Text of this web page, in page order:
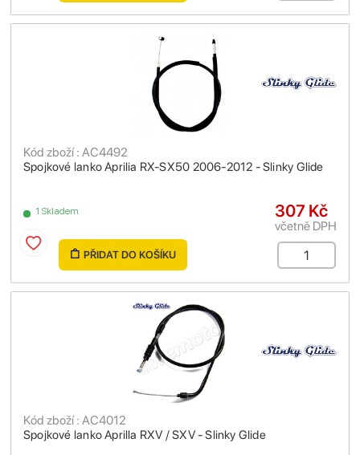
Spojkové lanko Aprilia RX-SX50 2006-2012 - Slinky Glide
Kód zboží : AC4492
1 Skladem 307 Kč
včetně DPH
PŘIDAT DO KOŠÍKU
Spojkové lanko Aprilla RXV / SXV - Slinky Glide
Kód zboží : AC4012